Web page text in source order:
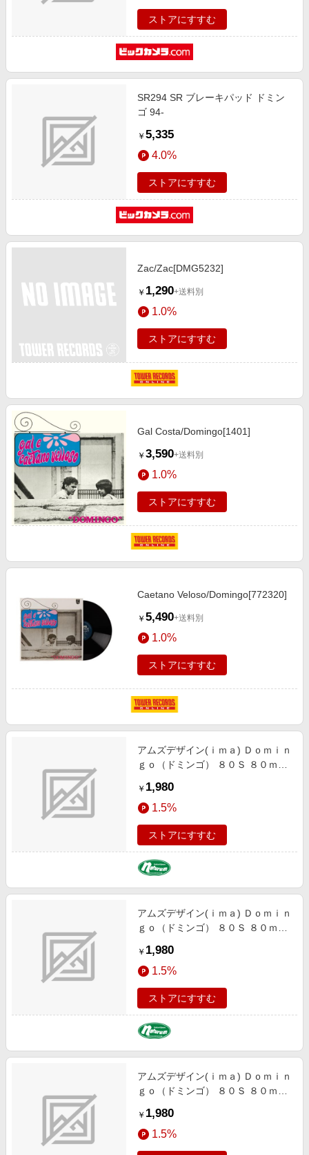
ストアにすすむ
SR294 SR ブレーキパッド ドミン
ゴ 94-
￥ 5,335
4.0%
ストアにすすむ
Zac/Zac[DMG5232]
￥ 1,290+送料別
1.0%
ストアにすすむ
Gal Costa/Domingo[1401]
￥ 3,590+送料別
1.0%
ストアにすすむ
Caetano Veloso/Domingo[772320]
￥ 5,490+送料別
1.0%
ストアにすすむ
アムズデザイン(ｉｍａ) Ｄｏｍｉｎ
ｇｏ（ドミンゴ） ８０Ｓ ８０ｍｍ
ラ 1164011
￥ 1,980
1.5%
ストアにすすむ
アムズデザイン(ｉｍａ) Ｄｏｍｉｎ
ｇｏ（ドミンゴ） ８０Ｓ ８０ｍｍ
サ 1164010
￥ 1,980
1.5%
ストアにすすむ
アムズデザイン(ｉｍａ) Ｄｏｍｉｎ
ｇｏ（ドミンゴ） ８０Ｓ ８０ｍｍ
ー 1164003
￥ 1,980
1.5%